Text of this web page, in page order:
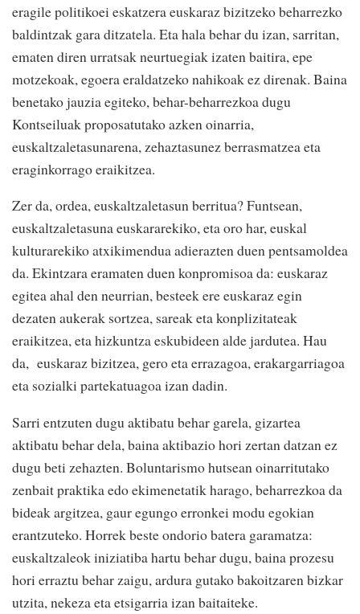
eragile politikoei eskatzera euskaraz bizitzeko beharrezko
baldintzak gara ditzatela. Eta hala behar du izan, sarritan,
ematen diren urratsak neurtuegiak izaten baitira, epe
motzekoak, egoera eraldatzeko nahikoak ez direnak. Baina
benetako jauzia egiteko, behar-beharrezkoa dugu
Kontseiluak proposatutako azken oinarria,
euskaltzaletasunarena, zehaztasunez berrasmatzea eta
eraginkorrago eraikitzea.
Zer da, ordea, euskaltzaletasun berritua? Funtsean,
euskaltzaletasuna euskararekiko, eta oro har, euskal
kulturarekiko atxikimendua adierazten duen pentsamoldea
da. Ekintzara eramaten duen konpromisoa da: euskaraz
egitea ahal den neurrian, besteek ere euskaraz egin
dezaten aukerak sortzea, sareak eta konplizitateak
eraikitzea, eta hizkuntza eskubideen alde jardutea. Hau
da, euskaraz bizitzea, gero eta errazagoa, erakargarriagoa
eta sozialki partekatuagoa izan dadin.
Sarri entzuten dugu aktibatu behar garela, gizartea
aktibatu behar dela, baina aktibazio hori zertan datzan ez
dugu beti zehazten. Boluntarismo hutsean oinarritutako
zenbait praktika edo ekimenetatik harago, beharrezkoa da
bideak argitzea, gaur egungo erronkei modu egokian
erantzuteko. Horrek beste ondorio batera garamatza:
euskaltzaleok iniziatiba hartu behar dugu, baina prozesu
hori erraztu behar zaigu, ardura gutako bakoitzaren bizkar
utzita, nekeza eta etsigarria izan baitaiteke.